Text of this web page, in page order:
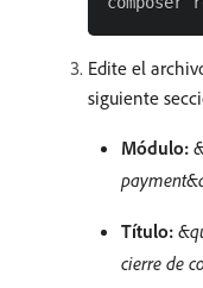
Edite el
siguiente
Módulo:
Título:
cierre de